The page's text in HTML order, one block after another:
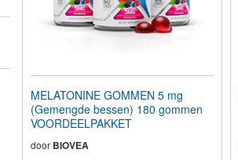
MELATONINE GOMMEN 5 mg
(Gemengde bessen) 180 gommen
VOORDEELPAKKET
door BIOVEA